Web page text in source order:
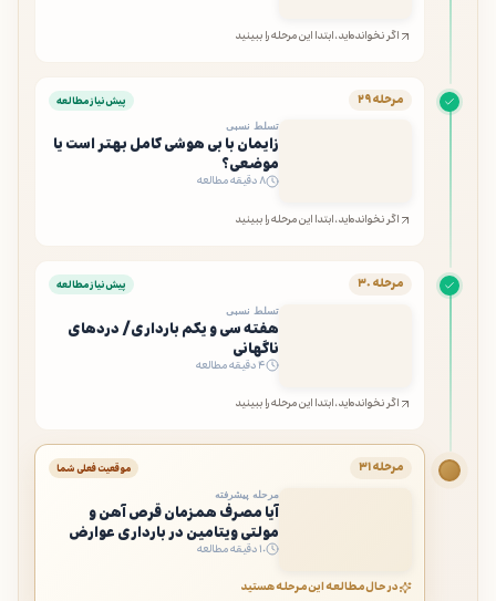
اگر نخوانده‌اید، ابتدا این مرحله را ببینید
مرحله ۲۹ پیش‌نیاز مطالعه
تسلط نسبی
زایمان با بی هوشی کامل بهتر است یا
موضعی؟
۸ دقیقه مطالعه
اگر نخوانده‌اید، ابتدا این مرحله را ببینید
مرحله ۳۰ پیش‌نیاز مطالعه
تسلط نسبی
هفته سی و یکم بارداری/ دردهای
ناگهانی
۴ دقیقه مطالعه
اگر نخوانده‌اید، ابتدا این مرحله را ببینید
مرحله ۳۱ موقعیت فعلی شما
مرحله پیشرفته
آیا مصرف همزمان قرص آهن و
مولتی ویتامین در بارداری عوارض
خطرناک دارد؟
۱۰ دقیقه مطالعه
در حال مطالعه این مرحله هستید